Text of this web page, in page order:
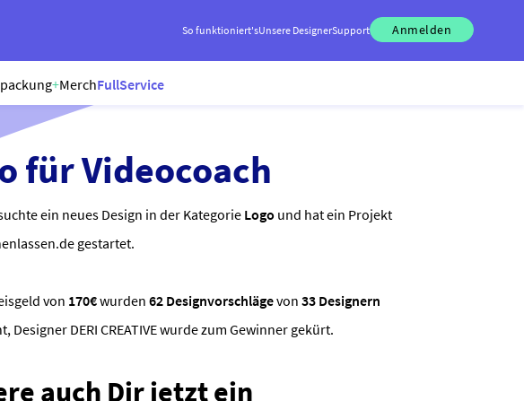
So funktioniert'sUnsere DesignerSupport Anmelden
+MerchFullService
für Videocoach
ein neues Design in der Kategorie Logo und hat ein Projekt
gestartet.
von 170€wurden 62 Designvorschlägevon 33 Designern
Designer DERI CREATIVE wurde zum Gewinner gekürt.
auch Dir jetzt ein